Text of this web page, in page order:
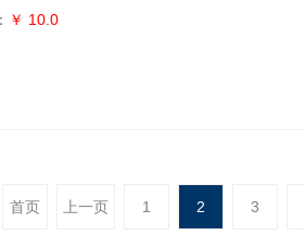
动特征；从日常防雷避险要点到雷击急救处
￥ 10.0
首页 上一页 1 2 3